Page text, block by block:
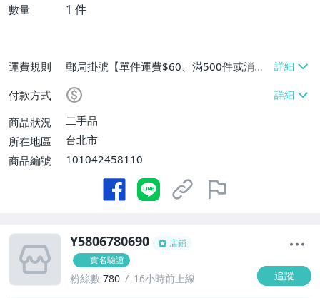
數量 1 件
運費規則
郵局掛號【單件運費$60、滿500件或消費
滿$20000免運費】
付款方式
商品狀況
二手品
所在地區
台北市
商品編號
101042458110
Y5806780690
店鋪
實名驗證
粉絲數 780 16小時前上線 追蹤